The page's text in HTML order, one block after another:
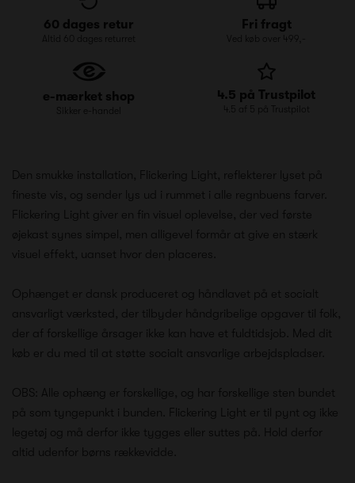
60 dages retur
Altid 60 dages returret
Fri fragt
Ved køb over 499,-
e-mærket shop
Sikker e-handel
4.5 på Trustpilot
4.5 af 5 på Trustpilot
Den smukke installation, Flickering Light, reflekterer lyset på
fineste vis, og sender lys ud i rummet i alle regnbuens farver.
Flickering Light giver en fin visuel oplevelse, der ved første
øjekast synes simpel, men alligevel formår at give en stærk
visuel effekt, uanset hvor den placeres.
Ophænget er dansk produceret og håndlavet på et socialt
ansvarligt værksted, der tilbyder håndgribelige opgaver til folk,
der af forskellige årsager ikke kan have et fuldtidsjob. Med dit
køb er du med til at støtte socialt ansvarlige arbejdspladser.
OBS: Alle ophæng er forskellige, og har forskellige sten bundet
på som tyngepunkt i bunden. Flickering Light er til pynt og ikke
legetøj og må derfor ikke tygges eller suttes på. Hold derfor
altid udenfor børns rækkevidde.